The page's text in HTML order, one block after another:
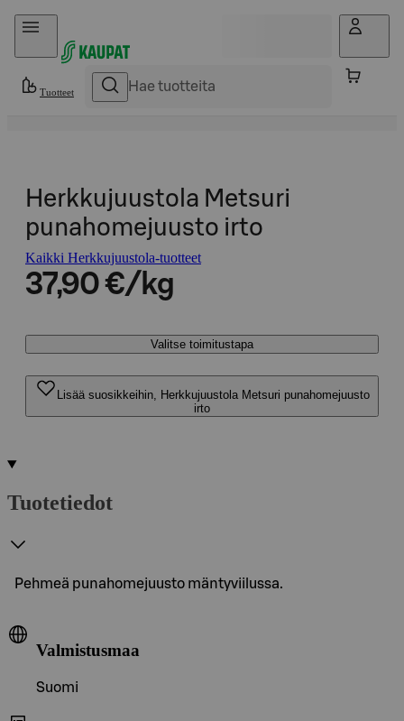
Hyppää sisältöön
Tuotteet
Herkkujuustola Metsuri
punahomejuusto irto
Kaikki Herkkujuustola-tuotteet
37,90 €/kg
Valitse toimitustapa
Lisää suosikkeihin, Herkkujuustola Metsuri punahomejuusto
irto
Tuotetiedot
Pehmeä punahomejuusto mäntyviilussa.
Valmistusmaa
Suomi